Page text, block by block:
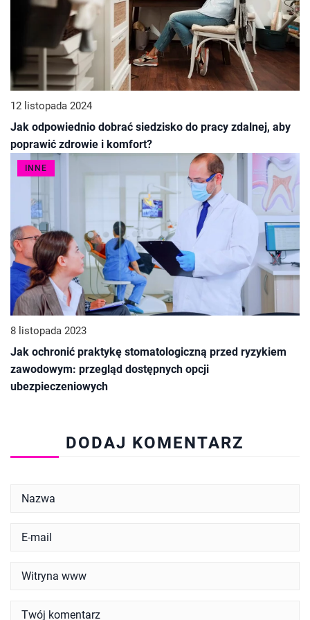
12 listopada 2024
Jak odpowiednio dobrać siedzisko do pracy zdalnej, aby
poprawić zdrowie i komfort?
INNE
8 listopada 2023
Jak ochronić praktykę stomatologiczną przed ryzykiem
zawodowym: przegląd dostępnych opcji
ubezpieczeniowych
DODAJ KOMENTARZ